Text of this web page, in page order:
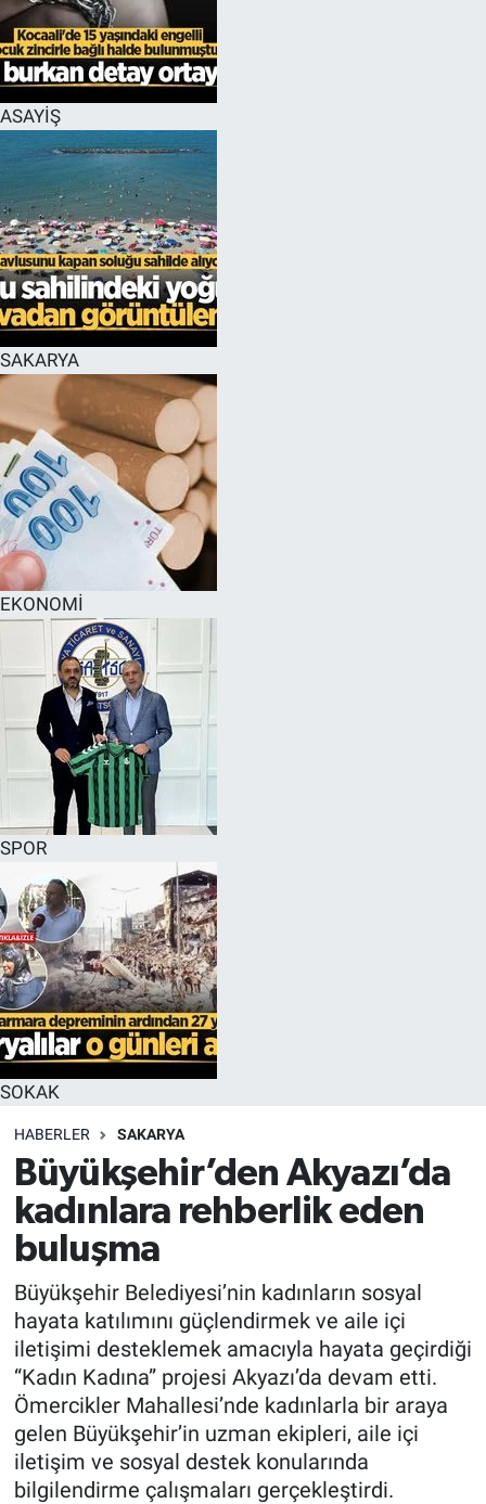
ASAYİŞ
SAKARYA
EKONOMİ
SPOR
SOKAK
HABERLER SAKARYA
Büyükşehir’den Akyazı’da
kadınlara rehberlik eden
buluşma
Büyükşehir Belediyesi’nin kadınların sosyal
hayata katılımını güçlendirmek ve aile içi
iletişimi desteklemek amacıyla hayata geçirdiği
“Kadın Kadına” projesi Akyazı’da devam etti.
Ömercikler Mahallesi’nde kadınlarla bir araya
gelen Büyükşehir’in uzman ekipleri, aile içi
iletişim ve sosyal destek konularında
bilgilendirme çalışmaları gerçekleştirdi.
EĞİTİM
ÖZEL HABER
HALK54 PANORAMA